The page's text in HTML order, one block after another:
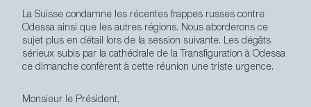
Galerie
La Suisse condamne les récentes frappes russes contre
Odessa ainsi que les autres régions. Nous aborderons ce
sujet plus en détail lors de la session suivante. Les dégâts
sérieux subis par la cathédrale de la Transfiguration à Odessa
ce dimanche confèrent à cette réunion une triste urgence.
Monsieur le Président,